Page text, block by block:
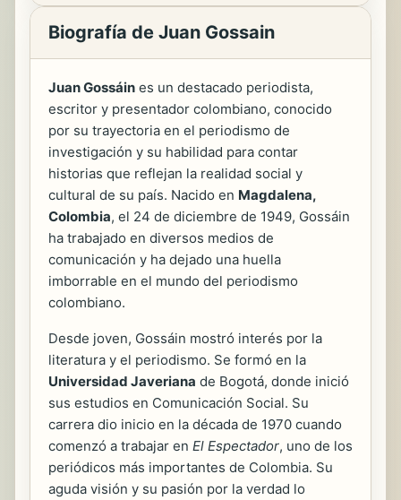
Biografía de Juan Gossain
Juan Gossáin es un destacado periodista,
escritor y presentador colombiano, conocido
por su trayectoria en el periodismo de
investigación y su habilidad para contar
historias que reflejan la realidad social y
cultural de su país. Nacido en Magdalena,
Colombia, el 24 de diciembre de 1949, Gossáin
ha trabajado en diversos medios de
comunicación y ha dejado una huella
imborrable en el mundo del periodismo
colombiano.
Desde joven, Gossáin mostró interés por la
literatura y el periodismo. Se formó en la
Universidad Javeriana de Bogotá, donde inició
sus estudios en Comunicación Social. Su
carrera dio inicio en la década de 1970 cuando
comenzó a trabajar en El Espectador, uno de los
periódicos más importantes de Colombia. Su
aguda visión y su pasión por la verdad lo